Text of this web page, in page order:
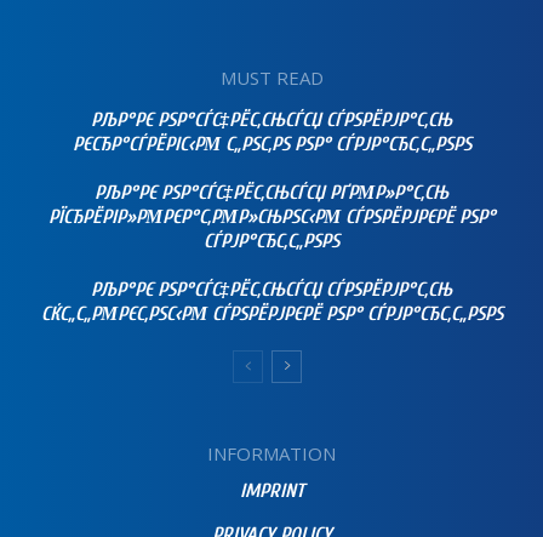
MUST READ
РЉР°РЄ РЅР°СЃС‡РЁС‚СЊСЃСЏ СЃРЅРЁРЈР°С‚СЊ
РЄСЂР°СЃРЁРІС‹РΜ С„РЅС‚РЅ РЅР° СЃРЈР°СЂС‚С„РЅРЅ
РЉР°РЄ РЅР°СЃС‡РЁС‚СЊСЃСЏ РҐРΜР»Р°С‚СЊ
РЇСЂРЁРІР»РΜРЄР°С‚РΜР»СЊРЅС‹РΜ СЃРЅРЁРЈРЄРЁ РЅР°
СЃРЈР°СЂС‚С„РЅРЅ
РЉР°РЄ РЅР°СЃС‡РЁС‚СЊСЃСЏ СЃРЅРЁРЈР°С‚СЊ
СЌС„С„РΜРЄС‚РЅС‹РΜ СЃРЅРЁРЈРЄРЁ РЅР° СЃРЈР°СЂС‚С„РЅРЅ
INFORMATION
IMPRINT